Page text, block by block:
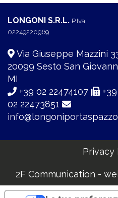
LONGONI S.R.L. P.Iva:
02249220969
Via Giuseppe Mazzini
20099 Sesto San
MI
+39 02 22474107
+39
02 22473851
Privacy
2F Communication -